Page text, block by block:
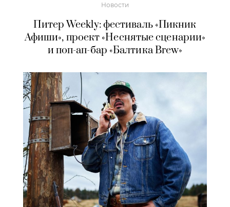
Новости
Питер Weekly: фестиваль «Пикник
Афиши», проект «Неснятые сценарии»
и поп-ап-бар «Балтика Brew»